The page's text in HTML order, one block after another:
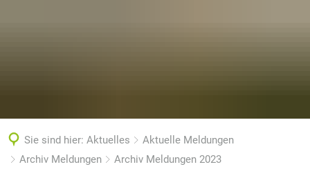
Sie sind hier: Aktuelles
Aktuelle Meldungen
Archiv Meldungen
Archiv Meldungen 2023